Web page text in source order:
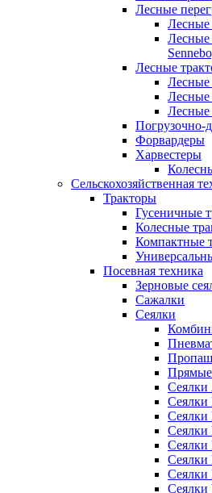
Лесные
Лесные
Лесные
Лесные
Лесные
Лесные
Лесные
Погрузочно-
Форвардеры
Харвестеры
Сельскохозяйственная
Тракторы
Гусеничные
Колесные
Компактные
Посевная техника
Зерновые
Сажалки
Сеялки
Прямые
Сеялки
Сеялки
Сеялки
Сеялки
Сеялки
Сеялки
Сеялки
Сеялки